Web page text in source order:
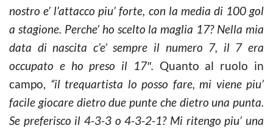
nostro e’ l’attacco piu’ forte, con la media di 100 gol
a stagione. Perche’ ho scelto la maglia 17? Nella mia
data di nascita c’e’ sempre il numero 7, il 7 era
occupato e ho preso il 17″. Quanto al ruolo in
campo, “il trequartista lo posso fare, mi viene piu’
facile giocare dietro due punte che dietro una punta.
Se preferisco il 4-3-3 o 4-3-2-1? Mi ritengo piu’ una